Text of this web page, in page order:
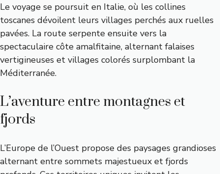
Le voyage se poursuit en Italie, où les collines
toscanes dévoilent leurs villages perchés aux ruelles
pavées. La route serpente ensuite vers la
spectaculaire côte amalfitaine, alternant falaises
vertigineuses et villages colorés surplombant la
Méditerranée.
L’aventure entre montagnes et
fjords
L’Europe de l’Ouest propose des paysages grandioses
alternant entre sommets majestueux et fjords